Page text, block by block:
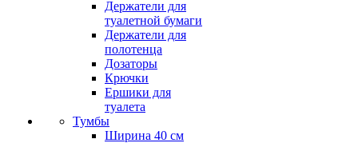
Держатели для
туалетной бумаги
Держатели для
полотенца
Дозаторы
Крючки
Ершики для
туалета
Тумбы
Ширина 40 см